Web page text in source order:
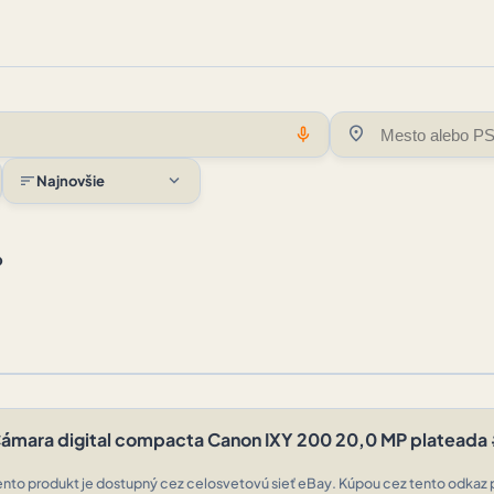
mic location_on
sortNajnovšie expand_more
digital compacta Canon IXY 200 20,0 MP
produkt je dostupný cez celosvetovú sieť eBay. Kúpou cez tento odkaz